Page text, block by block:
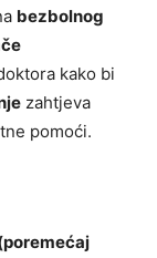
bezbolnog
kako bi
zahtjeva
pomoći.